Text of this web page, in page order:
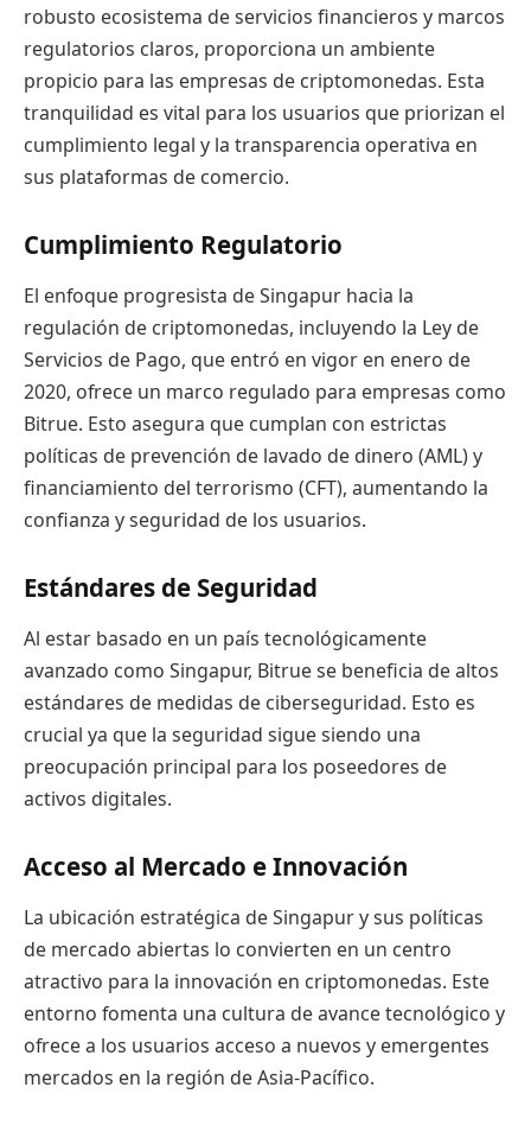
robusto ecosistema de servicios financieros y marcos
regulatorios claros, proporciona un ambiente
propicio para las empresas de criptomonedas. Esta
tranquilidad es vital para los usuarios que priorizan el
cumplimiento legal y la transparencia operativa en
sus plataformas de comercio.
Cumplimiento Regulatorio
El enfoque progresista de Singapur hacia la
regulación de criptomonedas, incluyendo la Ley de
Servicios de Pago, que entró en vigor en enero de
2020, ofrece un marco regulado para empresas como
Bitrue. Esto asegura que cumplan con estrictas
políticas de prevención de lavado de dinero (AML) y
financiamiento del terrorismo (CFT), aumentando la
confianza y seguridad de los usuarios.
Estándares de Seguridad
Al estar basado en un país tecnológicamente
avanzado como Singapur, Bitrue se beneficia de altos
estándares de medidas de ciberseguridad. Esto es
crucial ya que la seguridad sigue siendo una
preocupación principal para los poseedores de
activos digitales.
Acceso al Mercado e Innovación
La ubicación estratégica de Singapur y sus políticas
de mercado abiertas lo convierten en un centro
atractivo para la innovación en criptomonedas. Este
entorno fomenta una cultura de avance tecnológico y
ofrece a los usuarios acceso a nuevos y emergentes
mercados en la región de Asia-Pacífico.